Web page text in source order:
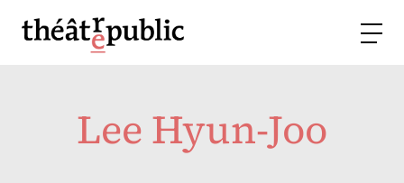
Lee Hyun-Joo